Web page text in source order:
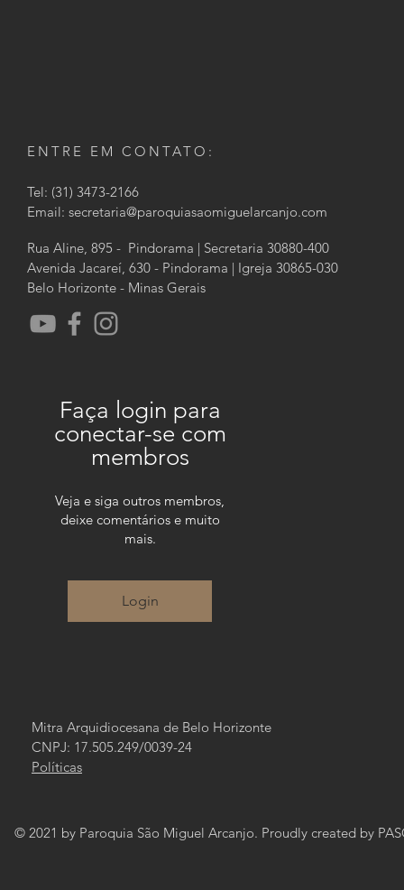
ENTRE EM CONTATO:
Tel: (31) 3473-2166
Email: secretaria@paroquiasaomiguelarcanjo.com
Rua Aline, 895 - Pindorama | Secretaria 30880-400
Avenida Jacareí, 630 - Pindorama | Igreja 30865-030
Belo Horizonte - Minas Gerais
Faça login para
conectar-se com
membros
Veja e siga outros membros,
deixe comentários e muito
mais.
Login
Mitra Arquidiocesana de Belo Horizonte
CNPJ: 17.505.249/0039-24
Políticas
© 2021 by Paroquia São Miguel Arcanjo. Proudly created by